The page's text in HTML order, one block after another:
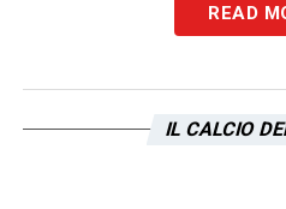
LEGGI LE
READ
IL CALCIO